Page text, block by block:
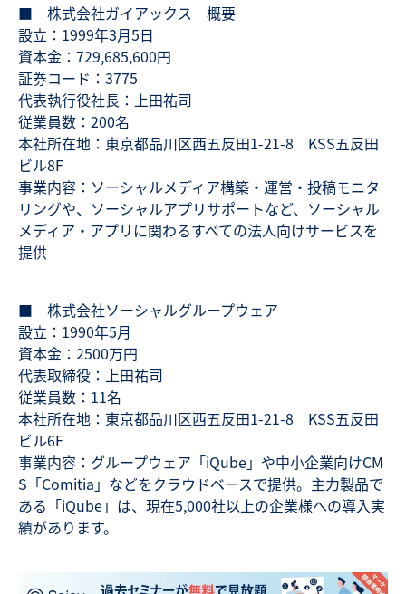
■ 株式会社ガイアックス 概要
設立：1999年3月5日
資本金：729,685,600円
証券コード：3775
代表執行役社長：上田祐司
従業員数：200名
本社所在地：東京都品川区西五反田1-21-8 KSS五反田
ビル8F
事業内容：ソーシャルメディア構築・運営・投稿モニタ
リングや、ソーシャルアプリサポートなど、ソーシャル
メディア・アプリに関わるすべての法人向けサービスを
提供
■ 株式会社ソーシャルグループウェア
設立：1990年5月
資本金：2500万円
代表取締役：上田祐司
従業員数：11名
本社所在地：東京都品川区西五反田1-21-8 KSS五反田
ビル6F
事業内容：グループウェア「iQube」や中小企業向けCM
S「Comitia」などをクラウドベースで提供。主力製品で
ある「iQube」は、現在5,000社以上の企業様への導入実
績があります。